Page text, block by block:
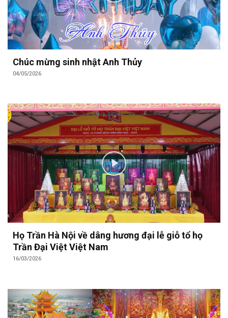
Chúc mừng sinh nhật Anh Thủy
04/05/2026
Họ Trần Hà Nội về dâng hương đại lễ giỗ tổ họ
Trần Đại Việt Việt Nam
16/03/2026